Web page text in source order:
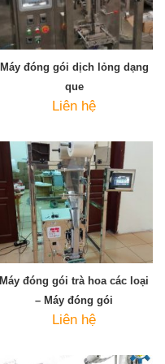
Máy đóng gói dịch lỏng dạng
que
Liên hệ
Máy đóng gói trà hoa các loại
– Máy đóng gói
Liên hệ